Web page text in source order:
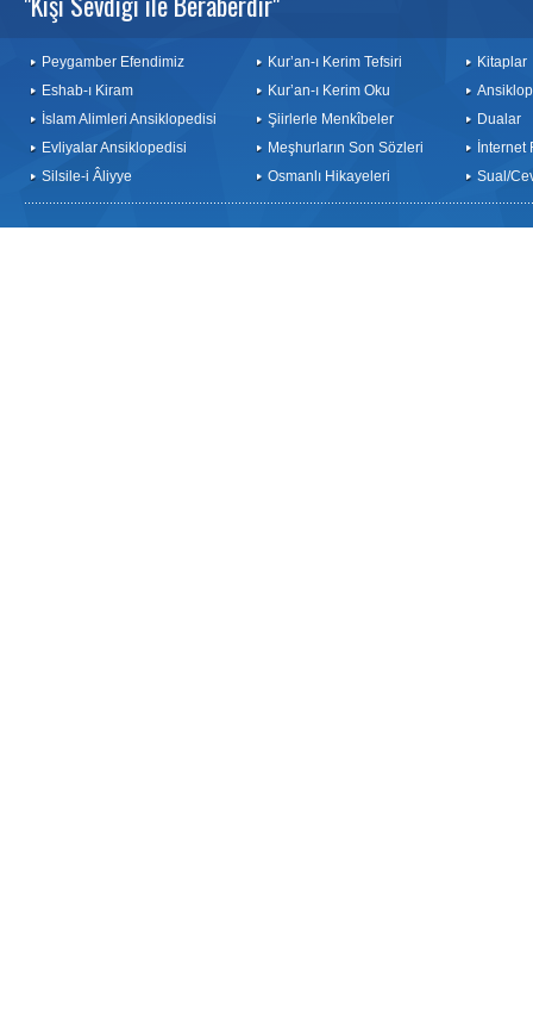
Peygamber Efendimiz
Eshab-ı Kiram
İslam Alimleri Ansiklopedisi
Evliyalar Ansiklopedisi
Silsile-i Âliyye
Kur’an-ı Kerim Tefsiri
Kur’an-ı Kerim Oku
Şiirlerle Menkîbeler
Meşhurların Son Sözleri
Osmanlı Hikayeleri
Kitaplar
Dualar
İnternet
Sual/